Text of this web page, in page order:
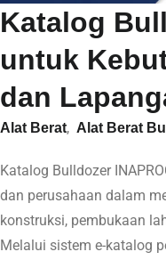
Katalog
untuk
dan
Alat Berat, Alat Berat
Katalog Bulldozer
dan perusahaan dalam
konstruksi, pembukaan
Melalui sistem e-katalog